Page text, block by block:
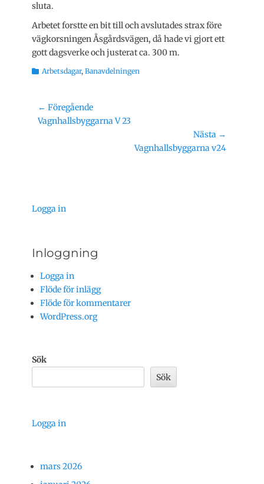
sluta.
Arbetet forstte en bit till och avslutades strax före
vägkorsningen Åsgårdsvägen, då hade vi gjort ett
gott dagsverke och justerat ca. 300 m.
Kategorier
Arbetsdagar, Banavdelningen
Inläggsnavigering
← Föregående
Föregående
Vagnhallsbyggarna V 23
Nästa →
Vagnhallsbyggarna v24
Logga in
Inloggning
Logga in
Flöde för inlägg
Flöde för kommentarer
WordPress.org
Sök
Sök
Logga in
mars 2026